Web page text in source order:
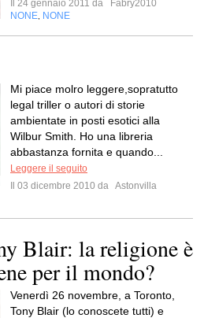
Il 24 gennaio 2011 da
Fabry2010
NONE NONE
Mi piace molro leggere,sopratutto
legal triller o autori di storie
ambientate in posti esotici alla
Wilbur Smith. Ho una libreria
abbastanza fornita e quando...
Leggere il seguito
Il 03 dicembre 2010 da Astonvilla
Blair: la religione è
per il mondo?
Venerdì 26 novembre, a Toronto,
Tony Blair (lo conoscete tutti) e